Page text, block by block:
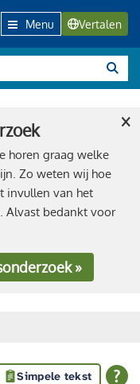
Menu Vertalen
horen graag welke
Zo weten wij hoe
invullen van het
Alvast bedankt voor
»
×
Simpele tekst